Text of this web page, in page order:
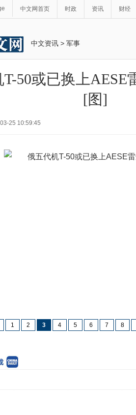
中文网首页 时政 资讯 财经
中文资讯 > 军事
50或已换上AESE
[图]
25 10:59:45
1 2 3 4 5 6 7 8